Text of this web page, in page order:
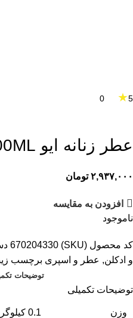
5
★
عطر زنانه ایو 100ML – پارادایز لایت
۲,۹۳۷,۰۰۰ تومان
افزودن به مقایسه
ناموجود
کد محصول (SKU) 670204330
و ادکلن, عطر و اسپری برچسب
توضیحات
توضیحات تکمیلی
وزن 0.1 کیلوگرم